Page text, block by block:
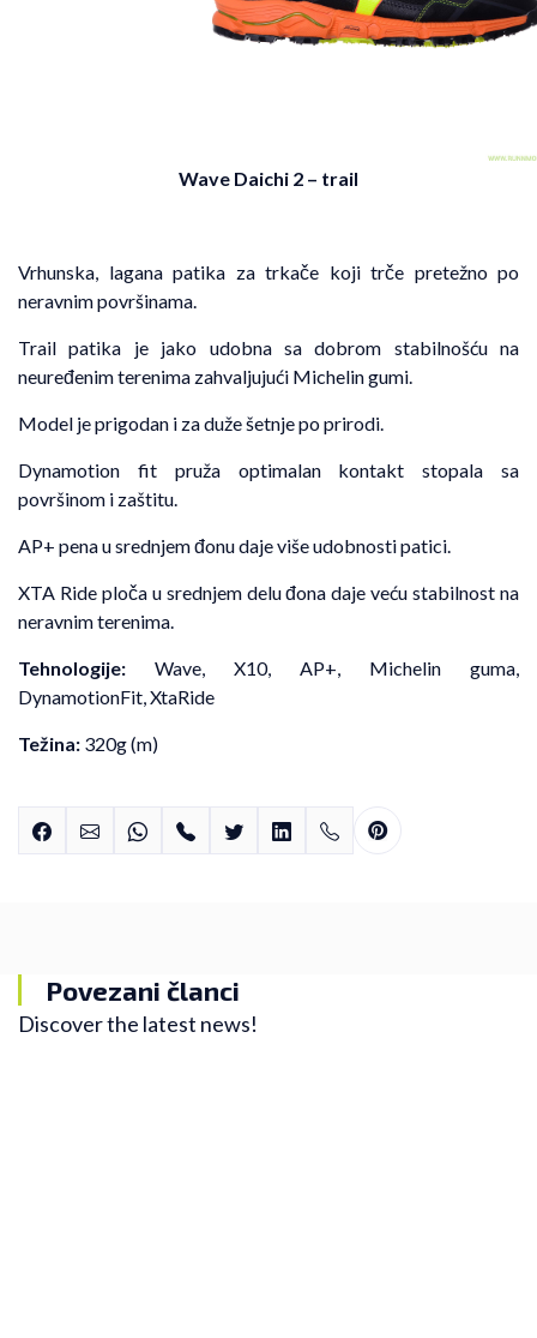
Wave Daichi 2 – trail
Vrhunska, lagana patika za trkače koji trče pretežno po
neravnim površinama.
Trail patika je jako udobna sa dobrom stabilnošću na
neuređenim terenima zahvaljujući Michelin gumi.
Model je prigodan i za duže šetnje po prirodi.
Dynamotion fit pruža optimalan kontakt stopala sa
površinom i zaštitu.
AP+ pena u srednjem đonu daje više udobnosti patici.
XTA Ride ploča u srednjem delu đona daje veću stabilnost na
neravnim terenima.
Tehnologije: Wave, X10, AP+, Michelin guma,
DynamotionFit, XtaRide
Težina: 320g (m)
Povezani članci
Discover the latest news!